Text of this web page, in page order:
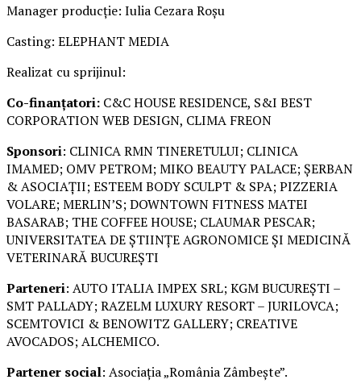
Manager producție: Iulia Cezara Roșu
Casting: ELEPHANT MEDIA
Realizat cu sprijinul:
Co-finanțatori: C&C HOUSE RESIDENCE, S&I BEST
CORPORATION WEB DESIGN, CLIMA FREON
Sponsori: CLINICA RMN TINERETULUI; CLINICA
IMAMED; OMV PETROM; MIKO BEAUTY PALACE; ȘERBAN
& ASOCIAȚII; ESTEEM BODY SCULPT & SPA; PIZZERIA
VOLARE; MERLIN’S; DOWNTOWN FITNESS MATEI
BASARAB; THE COFFEE HOUSE; CLAUMAR PESCAR;
UNIVERSITATEA DE ȘTIINȚE AGRONOMICE ȘI MEDICINĂ
VETERINARĂ BUCUREȘTI
Parteneri: AUTO ITALIA IMPEX SRL; KGM BUCUREȘTI –
SMT PALLADY; RAZELM LUXURY RESORT – JURILOVCA;
SCEMTOVICI & BENOWITZ GALLERY; CREATIVE
AVOCADOS; ALCHEMICO.
Partener social: Asociația „România Zâmbește”.